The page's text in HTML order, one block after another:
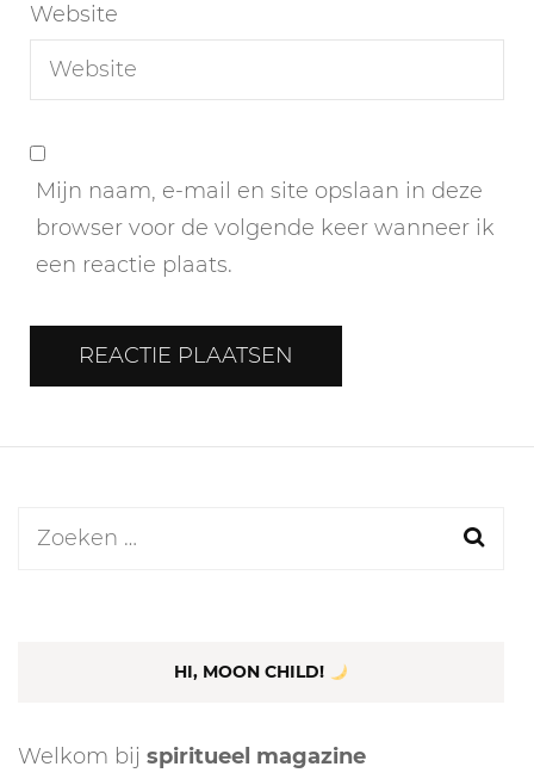
Website
Mijn naam, e-mail en site opslaan in deze
browser voor de volgende keer wanneer ik
een reactie plaats.
Zoeken
HI, MOON CHILD!
Welkom bij spiritueel magazine